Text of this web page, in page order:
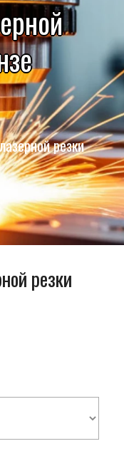
резки
резки